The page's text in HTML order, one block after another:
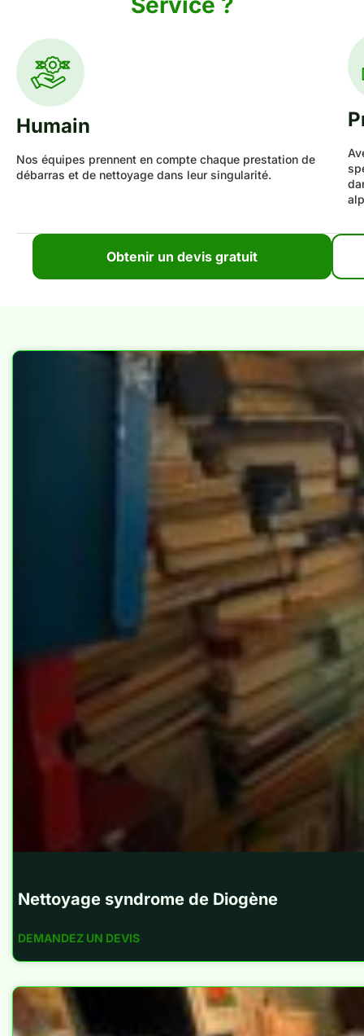
Humain
Nos équipes prennent en compte chaque prestation de
débarras et de nettoyage dans leur singularité.
Obtenir un devis gratuit
Nettoyage syndrome de Diogène
DEMANDEZ UN DEVIS